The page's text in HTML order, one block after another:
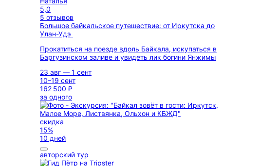
5,0
5 отзывов
Большое байкальское путешествие: от Иркутска до
Улан-Удэ
Прокатиться на поезде вдоль Байкала, искупаться в
Баргузинском заливе и увидеть лик богини Янжимы
23 авг — 1 сент
10–19 сент
162 500 ₽
за одного
скидка
15%
10 дней
авторский тур